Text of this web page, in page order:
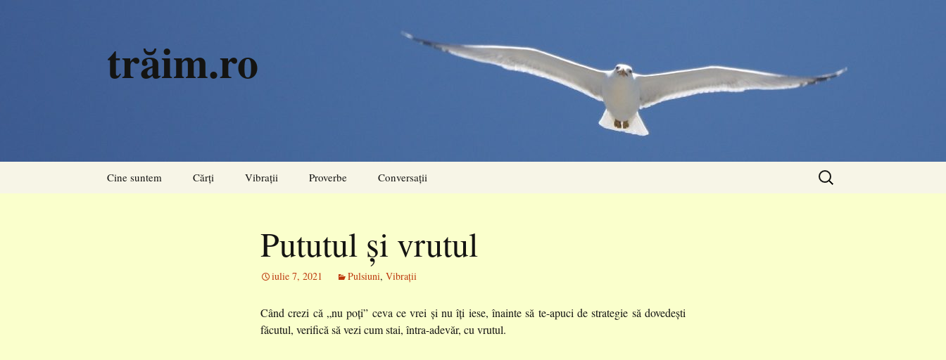
trăim.ro
Cine suntem Cărți Vibrații
Acorduri
Pulsiuni
Proverbe Conversații
Caută
după:
Pututul și vrutul
iulie 7, 2021 Pulsiuni, Vibrații
Când crezi că „nu poți” ceva ce vrei și nu îți iese, înainte să te-apuci de strategie să dovedești
făcutul, verifică să vezi cum stai, întra-adevăr, cu vrutul.